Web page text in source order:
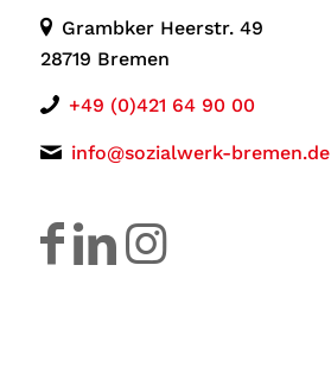
Grambker Heerstr. 49
28719 Bremen
+49 (0)421 64 90 00
info@sozialwerk-bremen.de